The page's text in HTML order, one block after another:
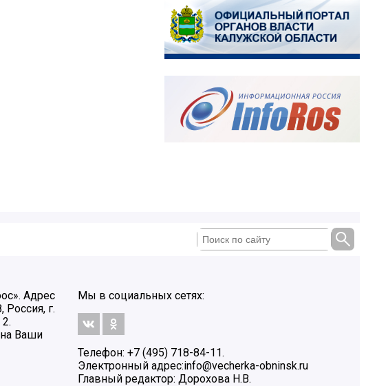
Адрес
Россия, г.
на Ваши
Мы в социальных сетях:
Телефон: +7 (495) 718-84-11.
Электронный адрес:info@vecherka-obninsk.ru
Главный редактор: Дорохова Н.В.